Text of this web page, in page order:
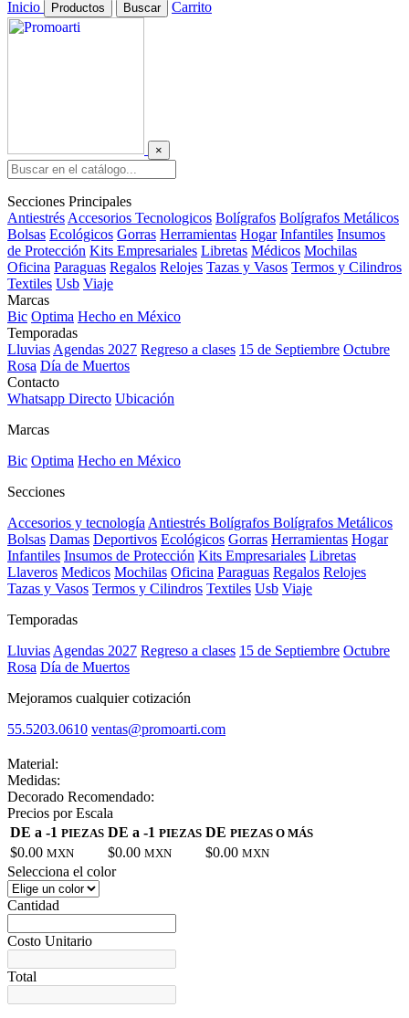
Inicio Productos Buscar Carrito
×
Secciones Principales
Antiestrés Accesorios Tecnologicos Bolígrafos Bolígrafos Metálicos
Bolsas Ecológicos Gorras Herramientas Hogar Infantiles Insumos
de Protección Kits Empresariales Libretas Médicos Mochilas
Oficina Paraguas Regalos Relojes Tazas y Vasos Termos y Cilindros
Textiles Usb Viaje
Marcas
Bic Optima Hecho en México
Temporadas
Lluvias Agendas 2027 Regreso a clases 15 de Septiembre Octubre
Rosa Día de Muertos
Contacto
Whatsapp Directo Ubicación
Marcas
Bic Optima Hecho en México
Secciones
Accesorios y tecnología Antiestrés Bolígrafos Bolígrafos Metálicos
Bolsas Damas Deportivos Ecológicos Gorras Herramientas Hogar
Infantiles Insumos de Protección Kits Empresariales Libretas
Llaveros Medicos Mochilas Oficina Paraguas Regalos Relojes
Tazas y Vasos Termos y Cilindros Textiles Usb Viaje
Temporadas
Lluvias Agendas 2027 Regreso a clases 15 de Septiembre Octubre
Rosa Día de Muertos
Mejoramos cualquier cotización
55.5203.0610 ventas@promoarti.com
Material:
Medidas:
Decorado Recomendado:
Precios por Escala
DE a -1 PIEZAS DE a -1 PIEZAS DE PIEZAS O MÁS
$0.00 MXN $0.00 MXN $0.00 MXN
Selecciona el color
Cantidad
Costo Unitario
Total